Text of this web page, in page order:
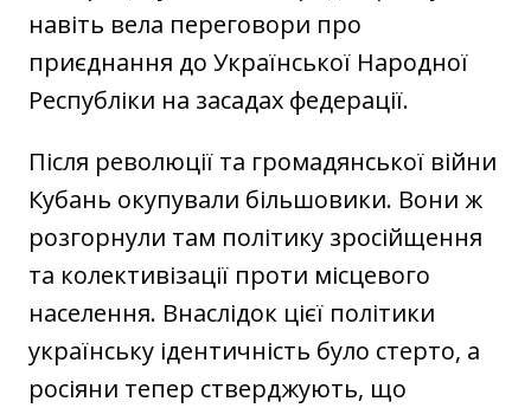
навіть вела переговори про
приєднання до Української Народної
Республіки на засадах федерації.
Після революції та громадянської війни
Кубань окупували більшовики. Вони ж
розгорнули там політику зросійщення
та колективізації проти місцевого
населення. Внаслідок цієї політики
українську ідентичність було стерто, а
росіяни тепер стверджують, що